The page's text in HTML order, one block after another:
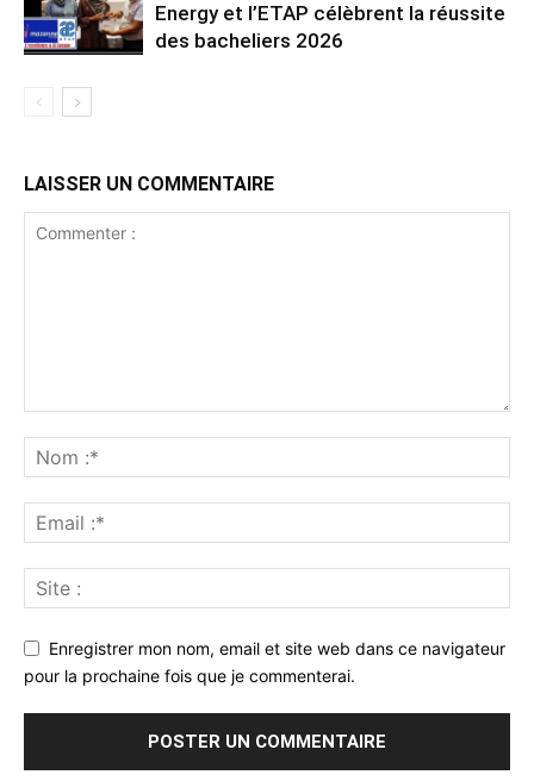
Energy et l’ETAP célèbrent la réussite
des bacheliers 2026
LAISSER UN COMMENTAIRE
Enregistrer mon nom, email et site web dans ce navigateur
pour la prochaine fois que je commenterai.